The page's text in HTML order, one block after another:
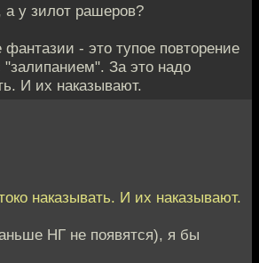
у зилот рашеров?
фантазии - это тупое повторение
"залипанием". За это надо
И их наказывают.
наказывать. И их наказывают.
НГ не появятся), я бы